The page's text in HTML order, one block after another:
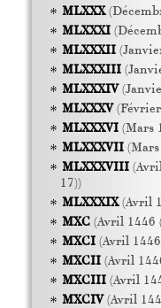
MLXXX
MLXXXI
MLXXXII
MLXXXIII
MLXXXIV
MLXXXV
MLXXXVI(Mars
MLXXXVII(Mars
MLXXXVIII
17))
MLXXXIX(Avril
MXC(Avril 1446
MXCI(Avril 1446
MXCII(Avril
MXCIII(Avril
MXCIV(Avril